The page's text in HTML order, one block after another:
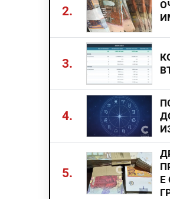
2.
3.
4.
5.
Е